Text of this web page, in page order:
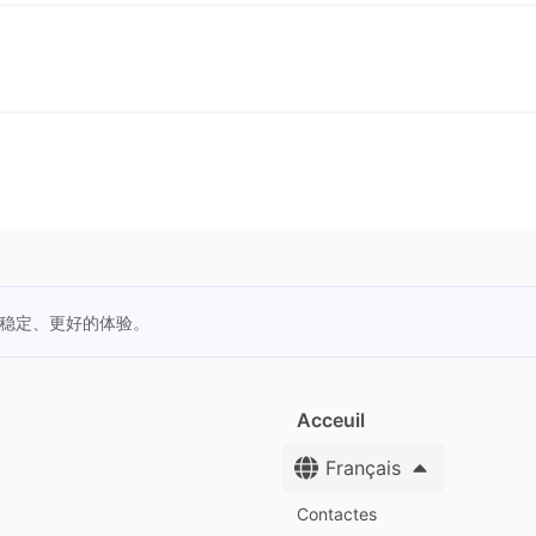
定、更好的体验。
Acceuil
Français
Contactes